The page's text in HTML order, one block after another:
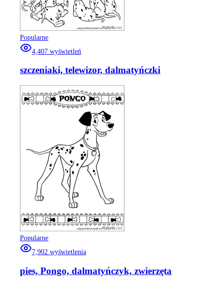
Popularne
4,407 wyświetleń
szczeniaki, telewizor, dalmatyńczki
Popularne
7,902 wyświetlenia
pies, Pongo, dalmatyńczyk, zwierzęta